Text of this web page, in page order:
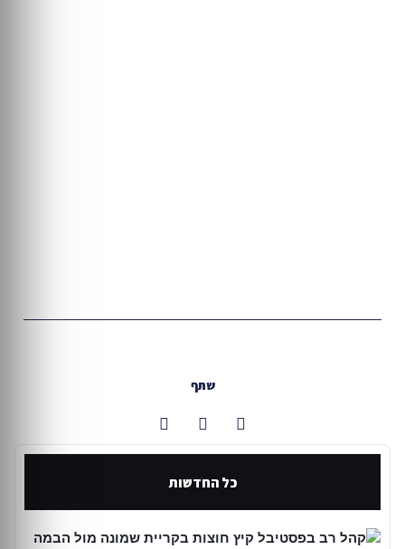
שתף
כל החדשות